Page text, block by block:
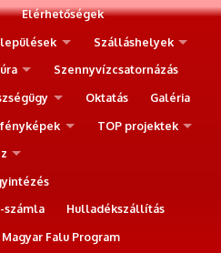
Elérhetőségek
Szálláshelyek
Szennyvízcsatornázás
Oktatás
Galéria
TOP projektek
számla
Hulladékszállítás
Magyar Falu Program